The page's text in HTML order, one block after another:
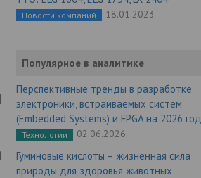
Новости компаний 18.01.2023
Популярное в аналитике
Перспективные тренды в разработке
электроники, встраиваемых систем
(Embedded Systems) и FPGA на 2026 год
Технологии 02.06.2026
Гуминовые кислоты – жизненная сила
природы для здоровья животных